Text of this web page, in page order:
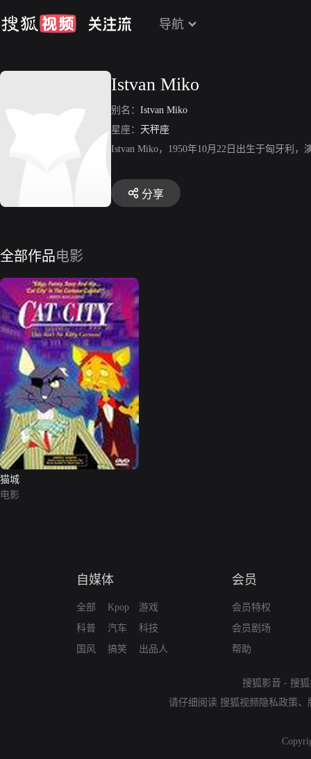
导航
Istvan Miko
别名： Istvan Miko
星座： 天秤座
Istvan Miko，1950年10月22日出生于匈牙利
分享
全部作品电影
猫城
电影
自媒体
全部
科普
国风
Kpop
汽车
搞笑
游戏
科技
出品人
会员
会员特权
会员剧场
帮助
搜狐影音 - 搜
请仔细阅读 搜狐视频隐私政策、